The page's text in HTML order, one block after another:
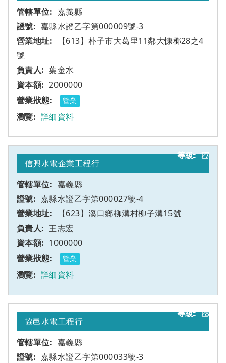
嘉義縣
嘉縣水證乙字第000009號-3
【613】朴子市大葛里11鄰大慷榔28之4
號
葉金水
2000000
營業
詳細資料
17
信興水電企業工程行
嘉義縣
嘉縣水證乙字第000027號-4
【623】溪口鄉柳溝村柳子溝15號
乙
王志宏
1000000
營業
詳細資料
18
協邑水電工程行
嘉義縣
嘉縣水證乙字第000033號-3
乙